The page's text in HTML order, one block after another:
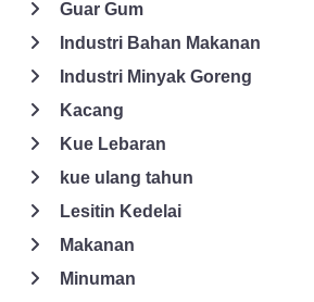
Guar Gum
Industri Bahan Makanan
Industri Minyak Goreng
Kacang
Kue Lebaran
kue ulang tahun
Lesitin Kedelai
Makanan
Minuman